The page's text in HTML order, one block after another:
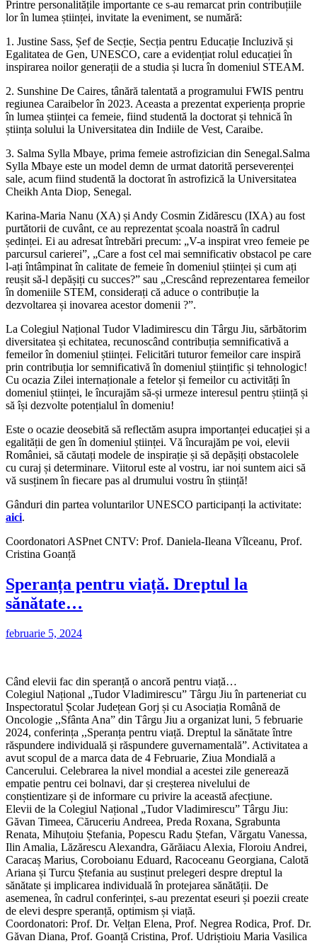
Printre personalitățile importante ce s-au remarcat prin contribuțiile
lor în lumea științei, invitate la eveniment, se numără:
1. Justine Sass, Șef de Secție, Secția pentru Educație Incluzivă și
Egalitatea de Gen, UNESCO, care a evidențiat rolul educației în
inspirarea noilor generații de a studia și lucra în domeniul STEAM.
2. Sunshine De Caires, tânără talentată a programului FWIS pentru
regiunea Caraibelor în 2023. Aceasta a prezentat experiența proprie
în lumea științei ca femeie, fiind studentă la doctorat și tehnică în
știința solului la Universitatea din Indiile de Vest, Caraibe.
3. Salma Sylla Mbaye, prima femeie astrofizician din Senegal.Salma
Sylla Mbaye este un model demn de urmat datorită perseverenței
sale, acum fiind studentă la doctorat în astrofizică la Universitatea
Cheikh Anta Diop, Senegal.
Karina-Maria Nanu (XA) și Andy Cosmin Zidărescu (IXA) au fost
purtătorii de cuvânt, ce au reprezentat școala noastră în cadrul
ședinței. Ei au adresat întrebări precum: „V-a inspirat vreo femeie pe
parcursul carierei”, „Care a fost cel mai semnificativ obstacol pe care
l-ați întâmpinat în calitate de femeie în domeniul științei și cum ați
reușit să-l depășiți cu succes?” sau „Crescând reprezentarea femeilor
în domeniile STEM, considerați că aduce o contribuție la
dezvoltarea și inovarea acestor domenii ?”.
La Colegiul Național Tudor Vladimirescu din Târgu Jiu, sărbătorim
diversitatea și echitatea, recunoscând contribuția semnificativă a
femeilor în domeniul științei. Felicitări tuturor femeilor care inspiră
prin contribuția lor semnificativă în domeniul științific și tehnologic!
Cu ocazia Zilei internaționale a fetelor și femeilor cu activități în
domeniul științei, le încurajăm să-și urmeze interesul pentru știință și
să își dezvolte potențialul în domeniu!
Este o ocazie deosebită să reflectăm asupra importanței educației și a
egalității de gen în domeniul științei. Vă încurajăm pe voi, elevii
României, să căutați modele de inspirație și să depășiți obstacolele
cu curaj și determinare. Viitorul este al vostru, iar noi suntem aici să
vă susținem în fiecare pas al drumului vostru în știință!
Gânduri din partea voluntarilor UNESCO participanți la activitate:
aici.
Coordonatori ASPnet CNTV: Prof. Daniela-Ileana Vîlceanu, Prof.
Cristina Goanță
Speranța pentru viață. Dreptul la
sănătate…
februarie 5, 2024
Când elevii fac din speranță o ancoră pentru viață…
Colegiul Național „Tudor Vladimirescu” Târgu Jiu în parteneriat cu
Inspectoratul Școlar Județean Gorj și cu Asociația Română de
Oncologie ,,Sfânta Ana” din Târgu Jiu a organizat luni, 5 februarie
2024, conferința ,,Speranța pentru viață. Dreptul la sănătate între
răspundere individuală și răspundere guvernamentală”. Activitatea a
avut scopul de a marca data de 4 Februarie, Ziua Mondială a
Cancerului. Celebrarea la nivel mondial a acestei zile generează
empatie pentru cei bolnavi, dar și creșterea nivelului de
conștientizare și de informare cu privire la această afecțiune.
Elevii de la Colegiul Național „Tudor Vladimirescu” Târgu Jiu:
Găvan Timeea, Căruceriu Andreea, Preda Roxana, Sgrabunta
Renata, Mihuțoiu Ștefania, Popescu Radu Ștefan, Vărgatu Vanessa,
Ilin Amalia, Lăzărescu Alexandra, Gărăiacu Alexia, Floroiu Andrei,
Caracaș Marius, Coroboianu Eduard, Racoceanu Georgiana, Calotă
Ariana și Turcu Ștefania au susținut prelegeri despre dreptul la
sănătate și implicarea individuală în protejarea sănătății. De
asemenea, în cadrul conferinței, s-au prezentat eseuri și poezii create
de elevi despre speranță, optimism și viață.
Coordonatori: Prof. Dr. Velțan Elena, Prof. Negrea Rodica, Prof. Dr.
Găvan Diana, Prof. Goanță Cristina, Prof. Udriștioiu Maria Vasilica